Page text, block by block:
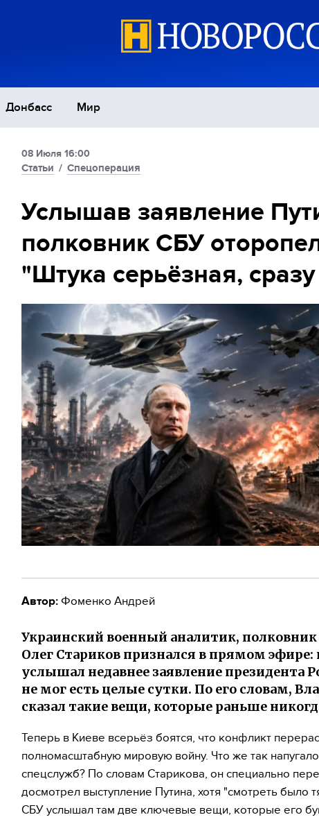
Донбасс Мир
Политика
Экономика
Спорт
08 Июля 16:00
Статьи / Спецоперация
Услышав заявление
полковник СБУ
"Штука серьёзная,
Автор: Фоменко Андрей
Украинский военный аналитик, полковник
Олег Стариков признался в прямом эфире:
услышал недавнее заявление президента
не мог есть целые сутки. По его словам,
сказал такие вещи, которые раньше
Теперь в Киеве всерьёз боятся, что конфликт
полномасштабную мировую войну. Что же так
спецслужб? По словам Старикова, он специально
досмотрел выступление Путина, хотя "смотреть было
СБУ услышал там две ключевые вещи, которые его